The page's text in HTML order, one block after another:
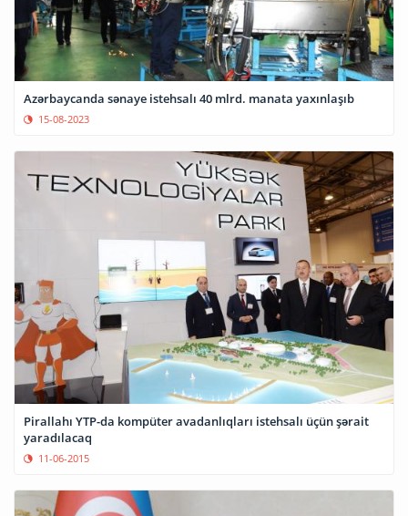
Azərbaycanda sənaye istehsalı 40 mlrd. manata yaxınlaşıb
15-08-2023
Pirallahı YTP-da kompüter avadanlıqları istehsalı üçün şərait
yaradılacaq
11-06-2015